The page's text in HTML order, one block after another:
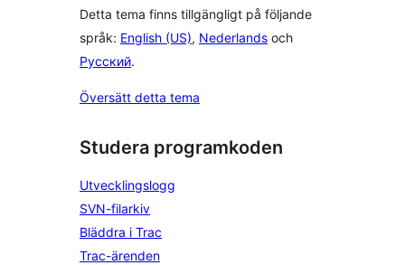
Detta tema finns tillgängligt på följande
språk: English (US), Nederlands och
Русский.
Översätt detta tema
Studera programkoden
Utvecklingslogg
SVN-filarkiv
Bläddra i Trac
Trac-ärenden